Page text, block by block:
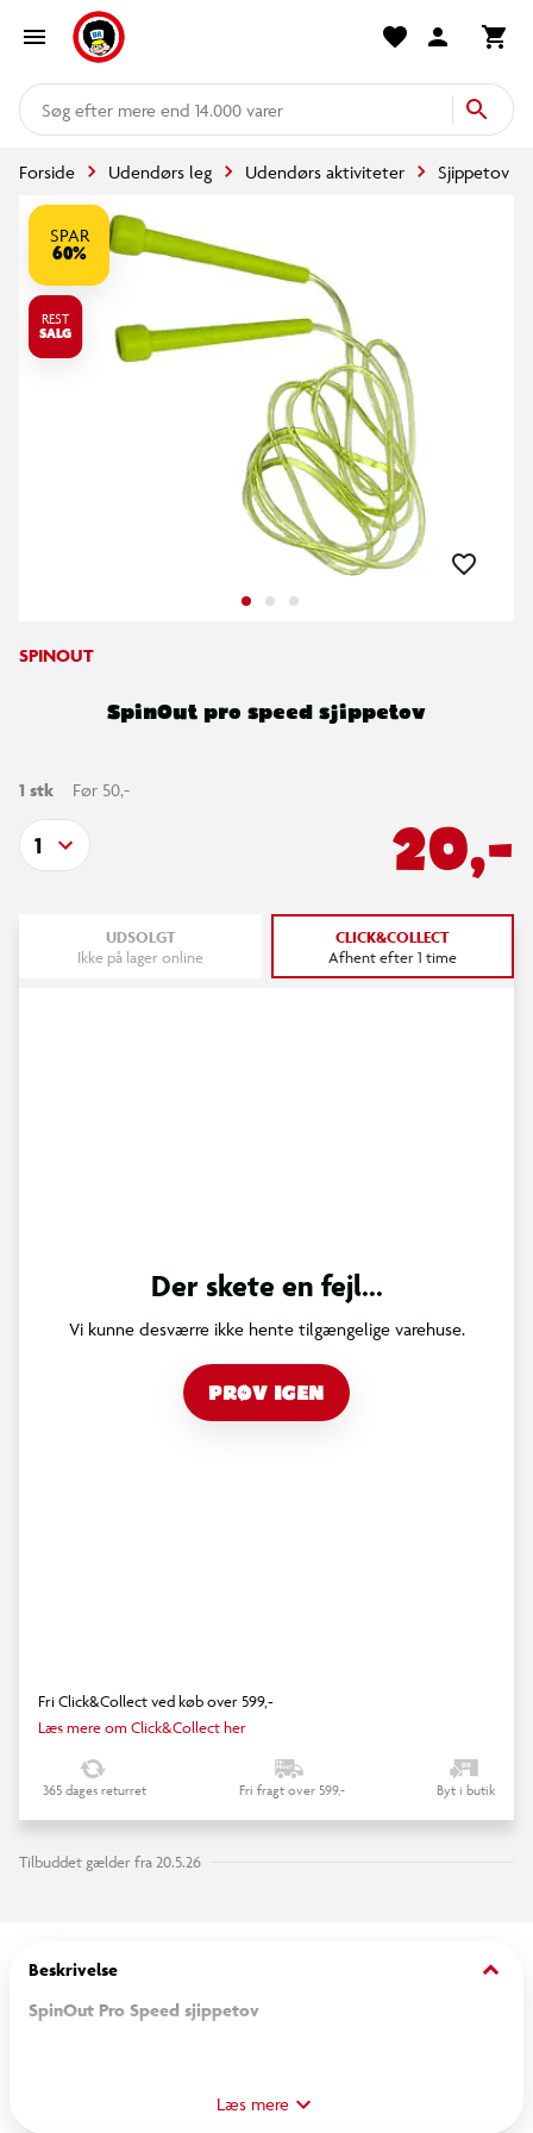
mere end 14.000 varer
Forside Udendørs leg Udendørs aktiviteter Sjippetov
SPAR
60%
REST
SALG
SPINOUT
SpinOut pro speed sjippetov
1 stk Før 50,-
20,-
1
UDSOLGT
Ikke på lager online
CLICK&COLLECT
Afhent efter 1 time
Der skete en fejl...
Vi kunne desværre ikke hente tilgængelige varehuse.
PRØV IGEN
Fri Click&Collect ved køb over 599,-
Læs mere om Click&Collect her
365 dages returret Fri fragt over 599,- Byt i butik
Tilbuddet gælder fra 20.5.26
Beskrivelse keyboard_arrow_down
SpinOut Pro Speed sjippetov
udviklet til hurtige rotationer, effektiv cardio og intensiv
Læs mere